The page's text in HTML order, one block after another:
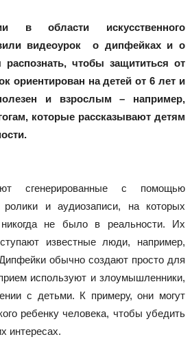
Новоалтайска
в области искусственного
видеоурок о дипфейках и о
чтобы защититься от
ориентирован на детей от 6 лет и
и взрослым – например,
которые рассказывают детям
сгенерированные с помощью
ролики и аудиозаписи, на которых
не было в реальности. Их
известные люди, например,
обычно создают просто для
используют и злоумышленники,
с детьми. К примеру, они могут
ребенку человека, чтобы убедить
интересах.